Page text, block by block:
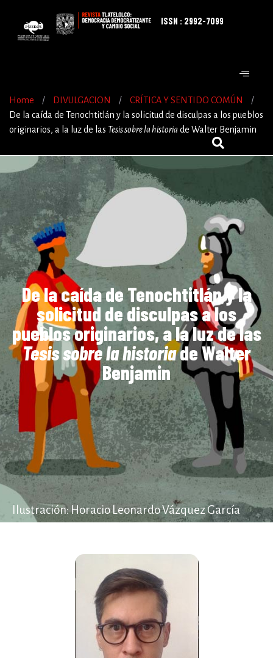
ISSN : 2992-7099
Home / DIVULGACION / CRÍTICA Y SENTIDO COMÚN
/
De la caída de Tenochtitlán y la solicitud de disculpas a los pueblos
originarios, a la luz de las Tesis sobre la historiade Walter Benjamin
De la caída de Tenochtitlán y la
solicitud de disculpas a los
pueblos originarios, a la luz de las
Tesis sobre la historiade Walter
Benjamin
Ilustración: Horacio Leonardo Vázquez García